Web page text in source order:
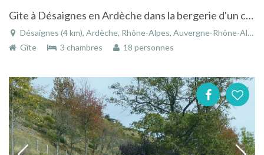
Gite à Désaignes en Ardèche dans la bergerie d'un château du 15ème siècle
Désaignes (4 km), Ardèche, Rhône-Alpes, Auvergne-Rhône-Alpes, France
Gîte
3 chambres 18 personnes